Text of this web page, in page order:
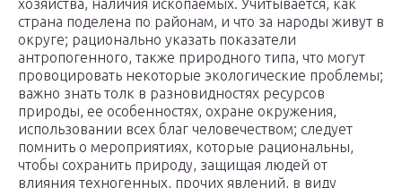
хозяйства, наличия ископаемых. Учитывается, как
страна поделена по районам, и что за народы живут в
округе; рационально указать показатели
антропогенного, также природного типа, что могут
провоцировать некоторые экологические проблемы;
важно знать толк в разновидностях ресурсов
природы, ее особенностях, охране окружения,
использовании всех благ человечеством; следует
помнить о мероприятиях, которые рациональны,
чтобы сохранить природу, защищая людей от
влияния техногенных, прочих явлений, в виду